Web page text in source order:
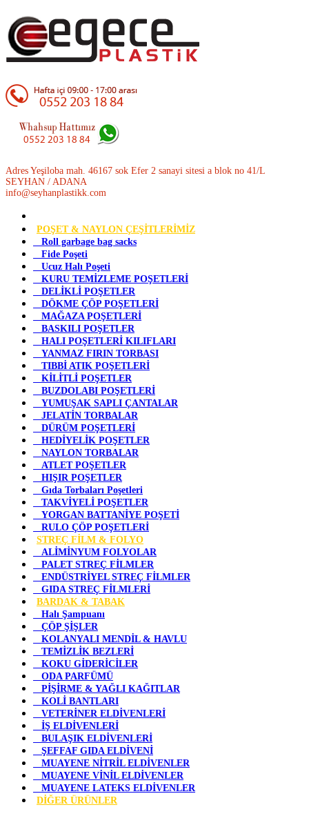
Adres Yeşiloba mah. 46167 sok Efer 2 sanayi sitesi a blok no 41/L
SEYHAN / ADANA
info@seyhanplastikk.com
POŞET & NAYLON ÇEŞİTLERİMİZ
Roll garbage bag sacks
Fide Poşeti
Ucuz Halı Poşeti
KURU TEMİZLEME POŞETLERİ
DELİKLİ POŞETLER
DÖKME ÇÖP POŞETLERİ
MAĞAZA POŞETLERİ
BASKILI POŞETLER
HALI POŞETLERİ KILIFLARI
YANMAZ FIRIN TORBASI
TIBBİ ATIK POŞETLERİ
KİLİTLİ POŞETLER
BUZDOLABI POŞETLERİ
YUMUŞAK SAPLI ÇANTALAR
JELATİN TORBALAR
DÜRÜM POŞETLERİ
HEDİYELİK POŞETLER
NAYLON TORBALAR
ATLET POŞETLER
HIŞIR POŞETLER
Gıda Torbaları Poşetleri
TAKVİYELİ POŞETLER
YORGAN BATTANİYE POŞETİ
RULO ÇÖP POŞETLERİ
STREÇ FİLM & FOLYO
ALİMİNYUM FOLYOLAR
PALET STREÇ FİLMLER
ENDÜSTRİYEL STREÇ FİLMLER
GIDA STREÇ FİLMLERİ
BARDAK & TABAK
Halı Şampuanı
ÇÖP ŞİŞLER
KOLANYALI MENDİL & HAVLU
TEMİZLİK BEZLERİ
KOKU GİDERİCİLER
ODA PARFÜMÜ
PİŞİRME & YAĞLI KAĞITLAR
KOLİ BANTLARI
VETERİNER ELDİVENLERİ
İŞ ELDİVENLERİ
BULAŞIK ELDİVENLERİ
ŞEFFAF GIDA ELDİVENİ
MUAYENE NİTRİL ELDİVENLER
MUAYENE VİNİL ELDİVENLER
MUAYENE LATEKS ELDİVENLER
DİĞER ÜRÜNLER